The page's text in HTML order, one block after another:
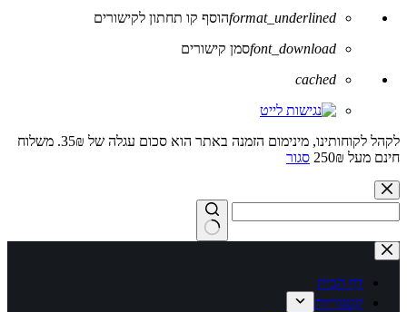
format_underlinedהוסף קו תחתון לקישורים
font_downloadסמן קישורים
לאפס
כל
cached
לקהל לקוחותינו, מינימום הזמנה באתר הוא סכום עגלה של 35₪. משלוח
חינם מעל 250₪
סגור
Skip
to
content
No
results
דף הבית
קטגוריות